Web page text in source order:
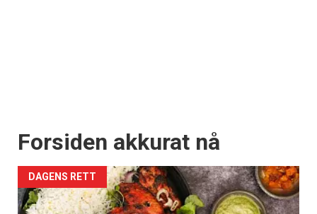
Forsiden akkurat nå
DAGENS RETT